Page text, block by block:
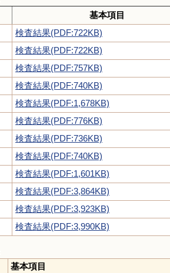
基本項目
検査結果(PDF:722KB)
検査結果(PDF:722KB)
検査結果(PDF:757KB)
検査結果(PDF:740KB)
検査結果(PDF:1,678KB)
検査結果(PDF:776KB)
検査結果(PDF:736KB)
検査結果(PDF:740KB)
検査結果(PDF:1,601KB)
検査結果(PDF:3,864KB)
検査結果(PDF:3,923KB)
検査結果(PDF:3,990KB)
基本項目